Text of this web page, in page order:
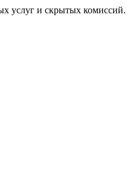
услуг и скрытых комиссий.